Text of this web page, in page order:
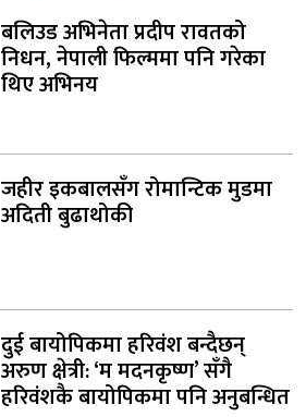
बलिउड अभिनेता प्रदीप रावतको
निधन, नेपाली फिल्ममा पनि गरेका
थिए अभिनय
जहीर इकबालसँग रोमान्टिक मुडमा
अदिती बुढाथोकी
दुई बायोपिकमा हरिवंश बन्दैछन्
अरुण क्षेत्री: ‘म मदनकृष्ण’ सँगै
हरिवंशकै बायोपिकमा पनि अनुबन्धित